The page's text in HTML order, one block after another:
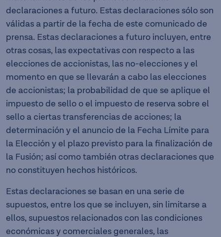
declaraciones a futuro. Estas declaraciones sólo son
válidas a partir de la fecha de este comunicado de
prensa. Estas declaraciones a futuro incluyen, entre
otras cosas, las expectativas con respecto a las
elecciones de accionistas, las no-elecciones y el
momento en que se llevarán a cabo las elecciones
de accionistas; la probabilidad de que se aplique el
impuesto de sello o el impuesto de reserva sobre el
sello a ciertas transferencias de acciones; la
determinación y el anuncio de la Fecha Límite para
la Elección y el plazo previsto para la finalización de
la Fusión; así como también otras declaraciones que
no constituyen hechos históricos.
Estas declaraciones se basan en una serie de
supuestos, entre los que se incluyen, sin limitarse a
ellos, supuestos relacionados con las condiciones
económicas y comerciales generales, las